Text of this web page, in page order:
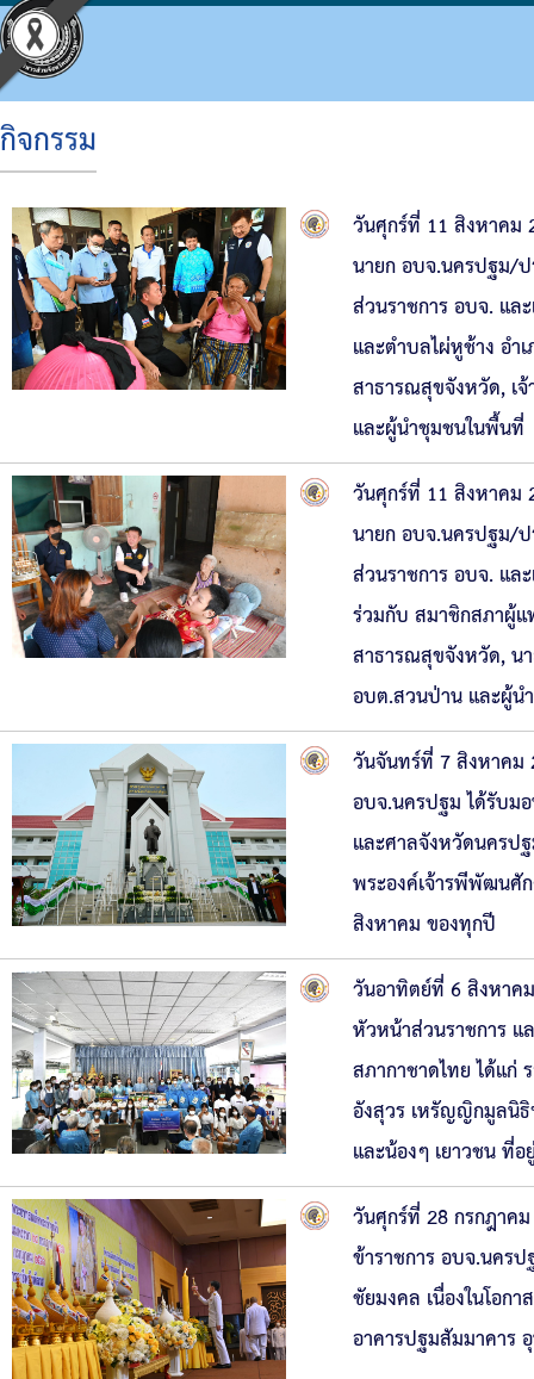
ข้อมูลพื้นฐาน
วิสัยทัศน์
อำนาจหน้าที่
โครงสร้างผู้บริหาร
โครงสร้างฝ่ายการเมือง
โครงสร้างส่วนราชการ
โครงสร้างโรงพยาบาลส่งเสริมสุขภาพตำบลใน
โครงสร้างการบริหารงาน
แผนพัฒนาท้องถิ่น
แผนดำเนินงาน
ผลการดำเนินงาน
รายงานติดตามผลการดำเนินการประจำปี รอ
รายงานติดตามผลการดำเนินการประจำปี
เงินสะสม
ความก้าวหน้าในการดำเนินงานตามแผนการด
รายงานความก้าวหน้าการจัดซื้อจัดจ้างหรือกา
สรุปผลการจัดซื้อจัดจ้างหรือการจัดหาพัสดุราย
รายงานผลการจัดซื้อจัดจ้างหรือการจัดหาพัสดุ
แผนการบริหารและพัฒนาบุคคล
รายงานผลการบริหารและพัฒนาทรัพยากรบุค
หลักเกณฑ์การบริหารทรัพยากรบุคคล
ข่าวประชาสัมพันธ์
ประชาสัมพันธ์สภา
มติที่ประชุมสภา
ประกาศจัดซื้อจัดจ้าง
สรุปผลการจัดซื้อจัดจ้าง
หนังสือราชการ
ข่าวประชาสัมพันธ์เพื่อเสริมสร้างคุณธรรมและ
สถิติข้อมูลการให้บริการประชาชน
แนวทางปฏิบัติเรื่องร้องเรียน
ประกาศเจตนารมณ์ นโยบาย No Gift Policy
แผนปฏิบัติการป้องกันการทุจริต
มาตรการส่งเสริมคุณธรรมและความโปร่งใสภ
รายงานผลการดำเนินการเพื่อส่งเสริมคุณธรร
รายงานผลการดำเนินการป้องกันการทุจริต
กิจกรรม
วันศุกร์ที่ 11 สิงหาคม
นายก อบจ.นครปฐม/
ส่วนราชการ อบจ. แ
และตำบลไผ่หูช้าง อ
สาธารณสุขจังหวัด, เ
และผู้นำชุมชนในพื้นที่
วันศุกร์ที่ 11 สิงหาคม
นายก อบจ.นครปฐม/
ส่วนราชการ อบจ. แ
ร่วมกับ สมาชิกสภาผู้
สาธารณสุขจังหวัด, น
อบต.สวนป่าน และผู้
วันจันทร์ที่ 7 สิงหาคม
อบจ.นครปฐม ได้รับม
และศาลจังหวัดนครป
พระองค์เจ้ารพีพัฒนศั
สิงหาคม ของทุกปี
วันอาทิตย์ที่ 6 สิงหาค
หัวหน้าส่วนราชการ แ
สภากาชาดไทย ได้แ
อังสุวร เหรัญญิกมูลนิ
และน้องๆ เยาวชน ที่
วันศุกร์ที่ 28 กรกฎาค
ข้าราชการ อบจ.นคร
ชัยมงคล เนื่องในโอก
อาคารปฐมสัมมาคาร